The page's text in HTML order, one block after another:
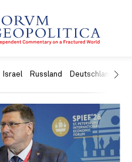
Israel Russland Deutschland